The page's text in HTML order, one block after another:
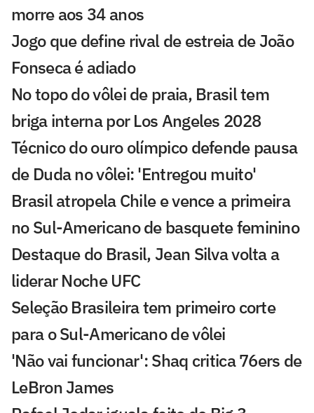
morre aos 34 anos
Jogo que define rival de estreia de João
Fonseca é adiado
No topo do vôlei de praia, Brasil tem
briga interna por Los Angeles 2028
Técnico do ouro olímpico defende pausa
de Duda no vôlei: 'Entregou muito'
Brasil atropela Chile e vence a primeira
no Sul-Americano de basquete feminino
Destaque do Brasil, Jean Silva volta a
liderar Noche UFC
Seleção Brasileira tem primeiro corte
para o Sul-Americano de vôlei
'Não vai funcionar': Shaq critica 76ers de
LeBron James